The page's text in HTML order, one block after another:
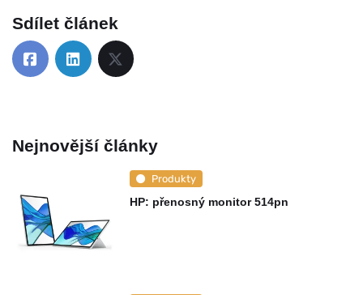
Sdílet článek
Nejnovější články
Produkty
HP: přenosný monitor 514pn